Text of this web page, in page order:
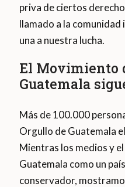
priva de ciertos
llamado a la
una a nuestra lucha.
El Movimiento
Guatemala
Más de 100.000
Orgullo de Guatemala
Mientras los medios y
Guatemala como un
conservador,